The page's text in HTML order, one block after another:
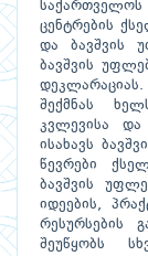
ცენტრების
და ბავშვის
ბავშვის
შექმნას
კვლევისა და
ისახავს
წევრები
ბავშვის
იდეების,
რესურსების
შეუწყობს